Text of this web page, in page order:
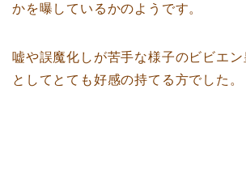
かを曝しているかのようです。
嘘や誤魔化しが苦手な様子のビビエン
としてとても好感の持てる方でした。